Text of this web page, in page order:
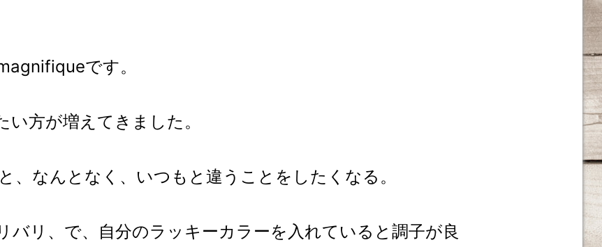
です。
方が増えてきました。
、なんとなく、いつもと違うことをしたくなる。
バリ、で、自分のラッキーカラーを入れていると調子が良